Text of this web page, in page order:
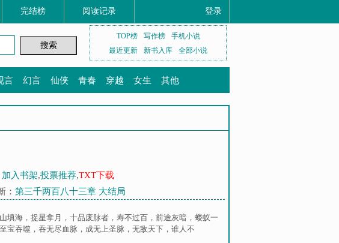
完结榜 阅读记录 登录
TOP榜 写作榜
手机小说
最近更新
新书入库 全部小说
言 幻言 仙侠 青春 穿越 女生 其他
加入书架,投票推荐,TXT下载
： 第三千两百八十三章 大结局
填海，捉星拿月，十品废脉者，寿不过百，前途灰暗，蝼蚁一
宝吞噬，吞无尽血脉，成无上圣脉，无敌天下，谁人不